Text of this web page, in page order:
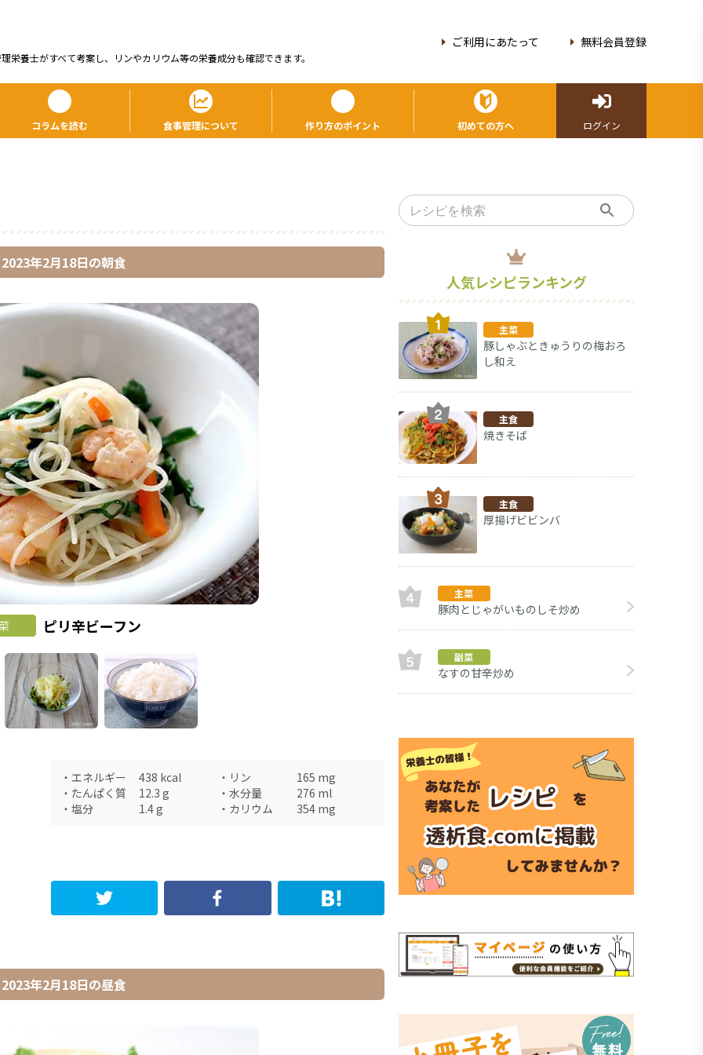
栄養⼠がすべて考案し、リンやカリウム等の栄養成分も確認できます。
ご利用にあたって 無料会員登録
コラムを読む 食事管理について 作り方のポイント 初めての方へ ログイン
2023年2月18日の朝食
ピリ辛ビーフン
・ エネルギー 438 kcal ・ リン 165 mg
・ たんぱく質 12.3 g ・ 水分量 276 ml
・ 塩分 1.4g ・ カリウム 354 mg
2023年2月18日の昼食
人気レシピランキング
主菜
豚しゃぶときゅうりの梅おろ
し和え
主食
焼きそば
主食
厚揚げビビンバ
主菜
豚肉とじゃがいものしそ炒め
副菜
なすの甘辛炒め